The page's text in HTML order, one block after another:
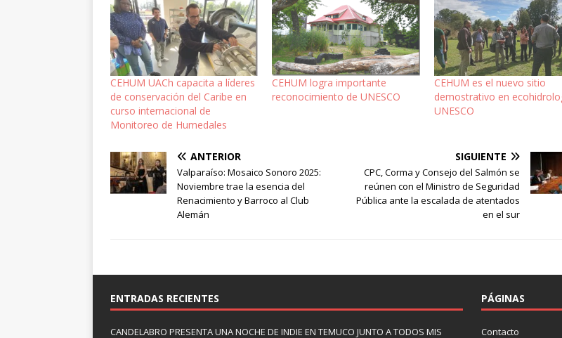
CEHUM UACh capacita a líderes
de conservación del Caribe en
curso internacional de
Monitoreo de Humedales
CEHUM logra importante
reconocimiento de UNESCO
CEHUM es el nuevo sitio
demostrativo en
UNESCO
ANTERIOR
Valparaíso: Mosaico Sonoro 2025:
Noviembre trae la esencia del
Renacimiento y Barroco al Club
Alemán
SIGUIENTE
CPC, Corma y Consejo del Salmón se
reúnen con el Ministro de Seguridad
Pública ante la escalada de atentados
en el sur
ENTRADAS RECIENTES
CANDELABRO PRESENTA UNA NOCHE DE INDIE EN TEMUCO JUNTO A TODOS MIS
PÁGINAS
Contacto